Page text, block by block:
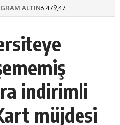
GRAM ALTIN6.479,47
indirimli
müjdesi